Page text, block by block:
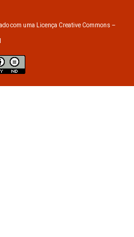
com uma Licença Creative Commons –